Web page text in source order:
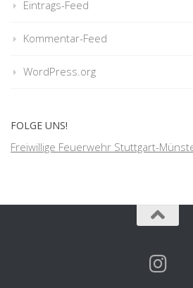
Eintrags-Feed
Kommentar-Feed
WordPress.org
FOLGE UNS!
Freiwillige Feuerwehr Stuttgart-